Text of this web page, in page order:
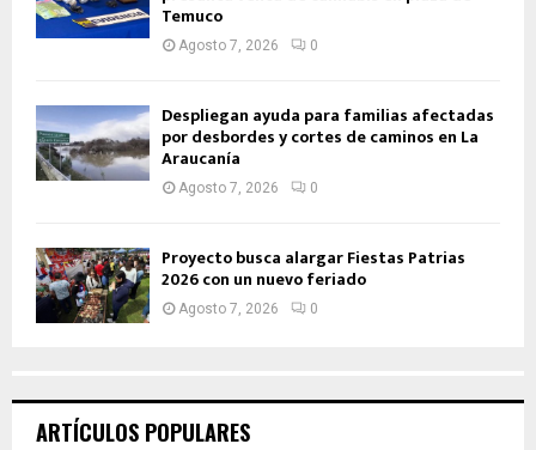
Temuco
Agosto 7, 2026 0
Despliegan ayuda para familias afectadas
por desbordes y cortes de caminos en La
Araucanía
Agosto 7, 2026 0
Proyecto busca alargar Fiestas Patrias
2026 con un nuevo feriado
Agosto 7, 2026 0
ARTÍCULOS POPULARES